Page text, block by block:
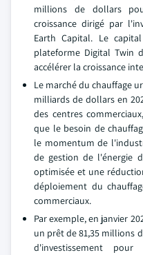
millions de dollars
croissance dirigé par
Earth Capital. Le
plateforme Digital Twin
accélérer la croissance
Le marché du chauffage
milliards de dollars en
des centres
que le besoin de
le momentum de
de gestion de l'énergie
optimisée et une
déploiement du
commerciaux.
Par exemple, en janvier
un prêt de 81,35 millions
d'investissement